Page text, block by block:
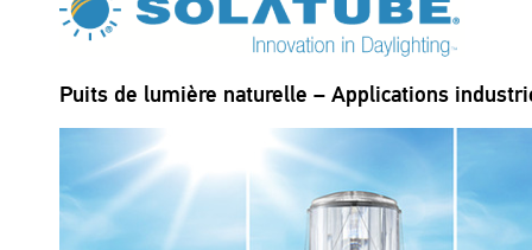
Puits de lumière naturelle – Applications